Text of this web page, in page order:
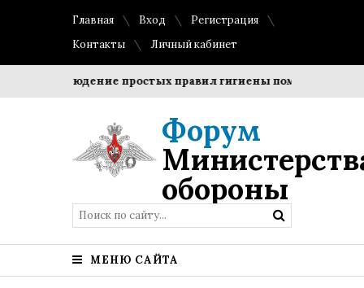
Главная Вход
Регистрация
Контакты
Личный кабинет
Соблюдение простых правил гигиены помогает
Форум
обороны
МЕНЮ САЙТА